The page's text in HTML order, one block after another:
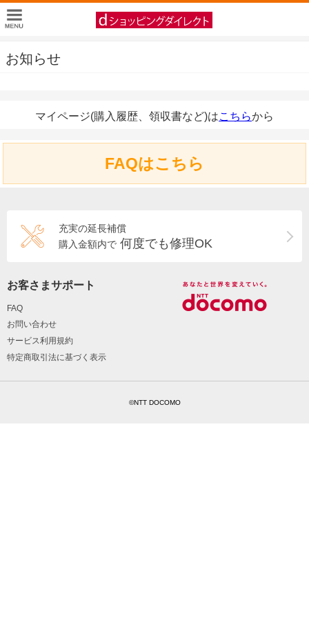
お知らせ
マイページ(購入履歴、領収書など)はこちらから
FAQはこちら
充実の延長補償
購入金額内で 何度でも修理OK
お客さまサポート
FAQ
お問い合わせ
サービス利用規約
特定商取引法に基づく表示
©NTT DOCOMO